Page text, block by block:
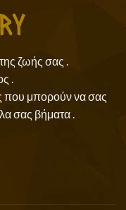
ζωής σας .
.
που μπορούν να σας
σας βήματα .